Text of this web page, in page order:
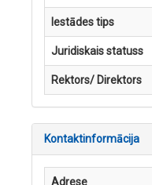
Iestādes tips
Juridiskais statuss
Rektors/ Direktors
Kontaktinformācija
Adrese